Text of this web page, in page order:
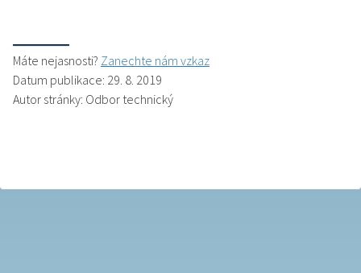
Máte nejasnosti? Zanechte nám vzkaz
Datum publikace: 29. 8. 2019
Autor stránky: Odbor technický